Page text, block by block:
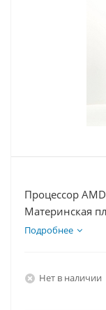
Процессор
Материнская
Видеокарта
Подробнее
Нет в наличии